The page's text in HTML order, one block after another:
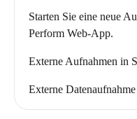
Starten Sie eine neue
Perform Web-App.
Externe Aufnahmen in
Externe